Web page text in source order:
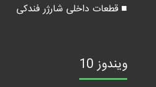
■ قطعات داخلی شارژر فندکی
ویندوز 10